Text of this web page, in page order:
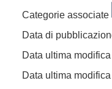
Categorie associate
Data di
Data ultima
Data ultima